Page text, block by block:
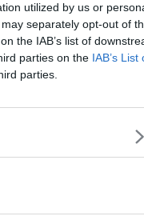
utilized by us or
separately opt-out of
the IAB’s list of
parties on the IAB’s List
parties.